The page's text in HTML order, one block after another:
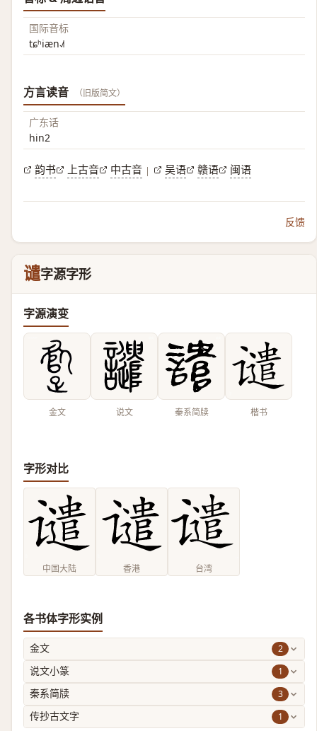
国际音标
tɕʰiæn˨˩˦
方言读音 （旧版简文）
广东话
hin2
韵书 上古音 中古音 | 吴语 赣语 闽语
反馈
谴字源字形
字源演变
金文 说文 秦系简牍 楷书
字形对比
中国大陆 香港 台湾
各书体字形实例
金文 2
说文小篆 1
秦系简牍 3
传抄古文字 1